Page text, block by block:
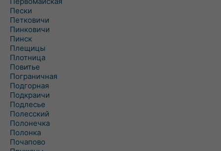
Пески
Петковичи
Пинковичи
Пинск
Плещицы
Плотница
Повитье
Пограничная
Подгорная
Подкраичи
Подлесье
Полесский
Полонечка
Полонка
Почапово